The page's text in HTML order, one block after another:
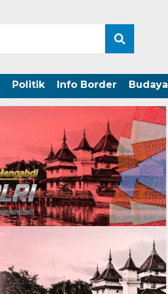
Politik Info Border Budaya